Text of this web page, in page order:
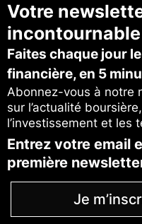
Votre
incontournable
Faites chaque jour
financière, en 5
Abonnez-vous à notre
sur l’actualité
l’investissement et les
Entrez votre email
première
Je